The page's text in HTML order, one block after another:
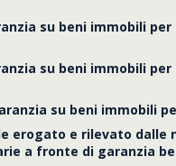
su beni immobili
su beni immobili per
su beni immobili
erogato e rilevato dalle
a fronte di garanzia